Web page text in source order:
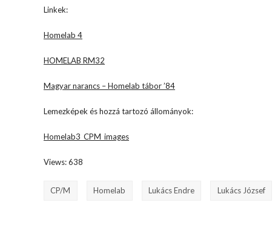
Linkek:
Homelab 4
HOMELAB RM32
Magyar narancs – Homelab tábor ’84
Lemezképek és hozzá tartozó állományok:
Homelab3_CPM_images
Views: 638
CP/M Homelab Lukács Endre Lukács József